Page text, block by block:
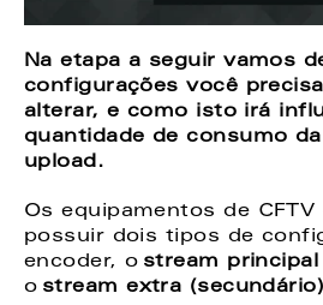
Na etapa a seguir vamos
configurações você
alterar, e como isto irá
quantidade de consumo
upload.
Os equipamentos de
possuir dois tipos de
encoder, o stream principal
o stream extra (secundário)